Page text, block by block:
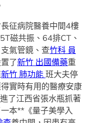
征病院醫養中間4樓
磁共振、64排CT、
氣管鏡、查竹科 員
了新竹 出國備藥重
新竹 肺功能班大夫停
實時有用的醫療安康
了江西省張水瓶抓著
本**《量子美學入